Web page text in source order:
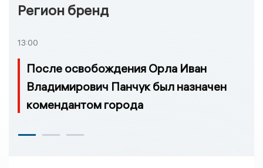
Регион бренд
13:00
После освобождения Орла Иван
Владимирович Панчук был назначен
комендантом города